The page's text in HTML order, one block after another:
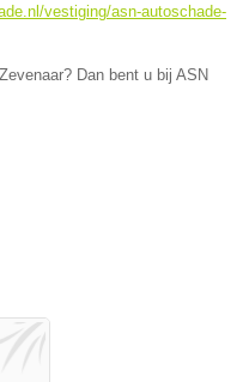
vestiging/asn-autoschade-
Dan bent u bij ASN